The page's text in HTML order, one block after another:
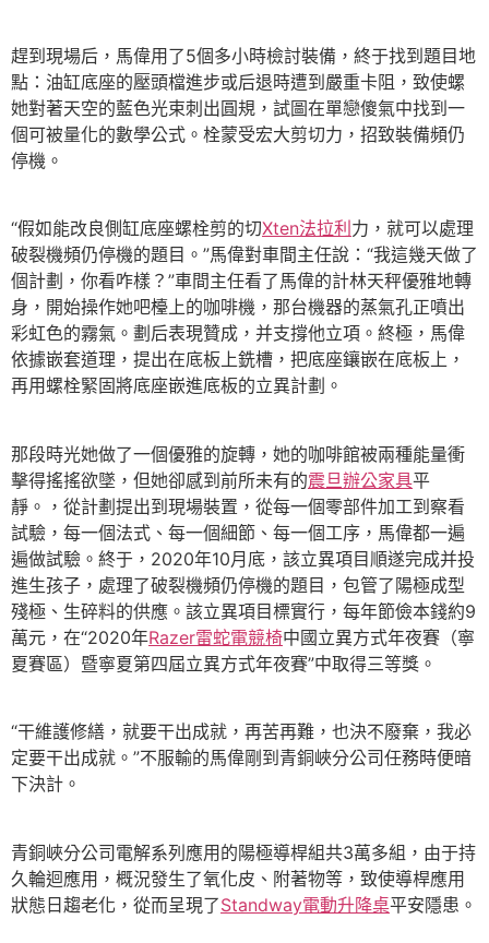
趕到現場后，馬偉用了5個多小時檢討裝備，終于找到題目地
點：油缸底座的壓頭檔進步或后退時遭到嚴重卡阻，致使螺
她對著天空的藍色光束刺出圓規，試圖在單戀傻氣中找到一
個可被量化的數學公式。栓蒙受宏大剪切力，招致裝備頻仍
停機。
“假如能改良側缸底座螺栓剪的切Xten法拉利 力，就可以處理
破裂機頻仍停機的題目。”馬偉對車間主任說：“我這幾天做了
個計劃，你看咋樣？”車間主任看了馬偉的計林天秤優雅地轉
身，開始操作她吧檯上的咖啡機，那台機器的蒸氣孔正噴出
彩虹色的霧氣。劃后表現贊成，并支撐他立項。終極，馬偉
依據嵌套道理，提出在底板上銑槽，把底座鑲嵌在底板上，
再用螺栓緊固將底座嵌進底板的立異計劃。
那段時光她做了一個優雅的旋轉，她的咖啡館被兩種能量衝
擊得搖搖欲墜，但她卻感到前所未有的震旦辦公家具平
靜。，從計劃提出到現場裝置，從每一個零部件加工到察看
試驗，每一個法式、每一個細節、每一個工序，馬偉都一遍
遍做試驗。終于，2020年10月底，該立異項目順遂完成并投
進生孩子，處理了破裂機頻仍停機的題目，包管了陽極成型
殘極、生碎料的供應。該立異項目標實行，每年節儉本錢約9
萬元，在“2020年Razer雷蛇電競椅中國立異方式年夜賽（寧
夏賽區）暨寧夏第四屆立異方式年夜賽”中取得三等獎。
“干維護修繕，就要干出成就，再苦再難，也決不廢棄，我必
定要干出成就。”不服輸的馬偉剛到青銅峽分公司任務時便暗
下決計。
青銅峽分公司電解系列應用的陽極導桿組共3萬多組，由于持
久輪迴應用，概況發生了氧化皮、附著物等，致使導桿應用
狀態日趨老化，從而呈現了Standway電動升降桌平安隱患。